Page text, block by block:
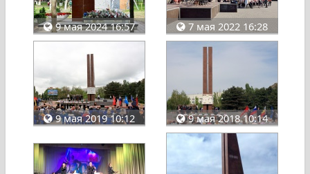
9 мая 2024 16:57 7 мая 2022 16:28
9 мая 2019 10:12 9 мая 2018 10:14